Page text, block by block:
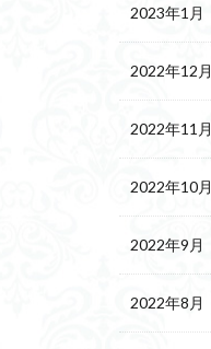
2023年1月
2022年12月
2022年11月
2022年10月
2022年9月
2022年8月